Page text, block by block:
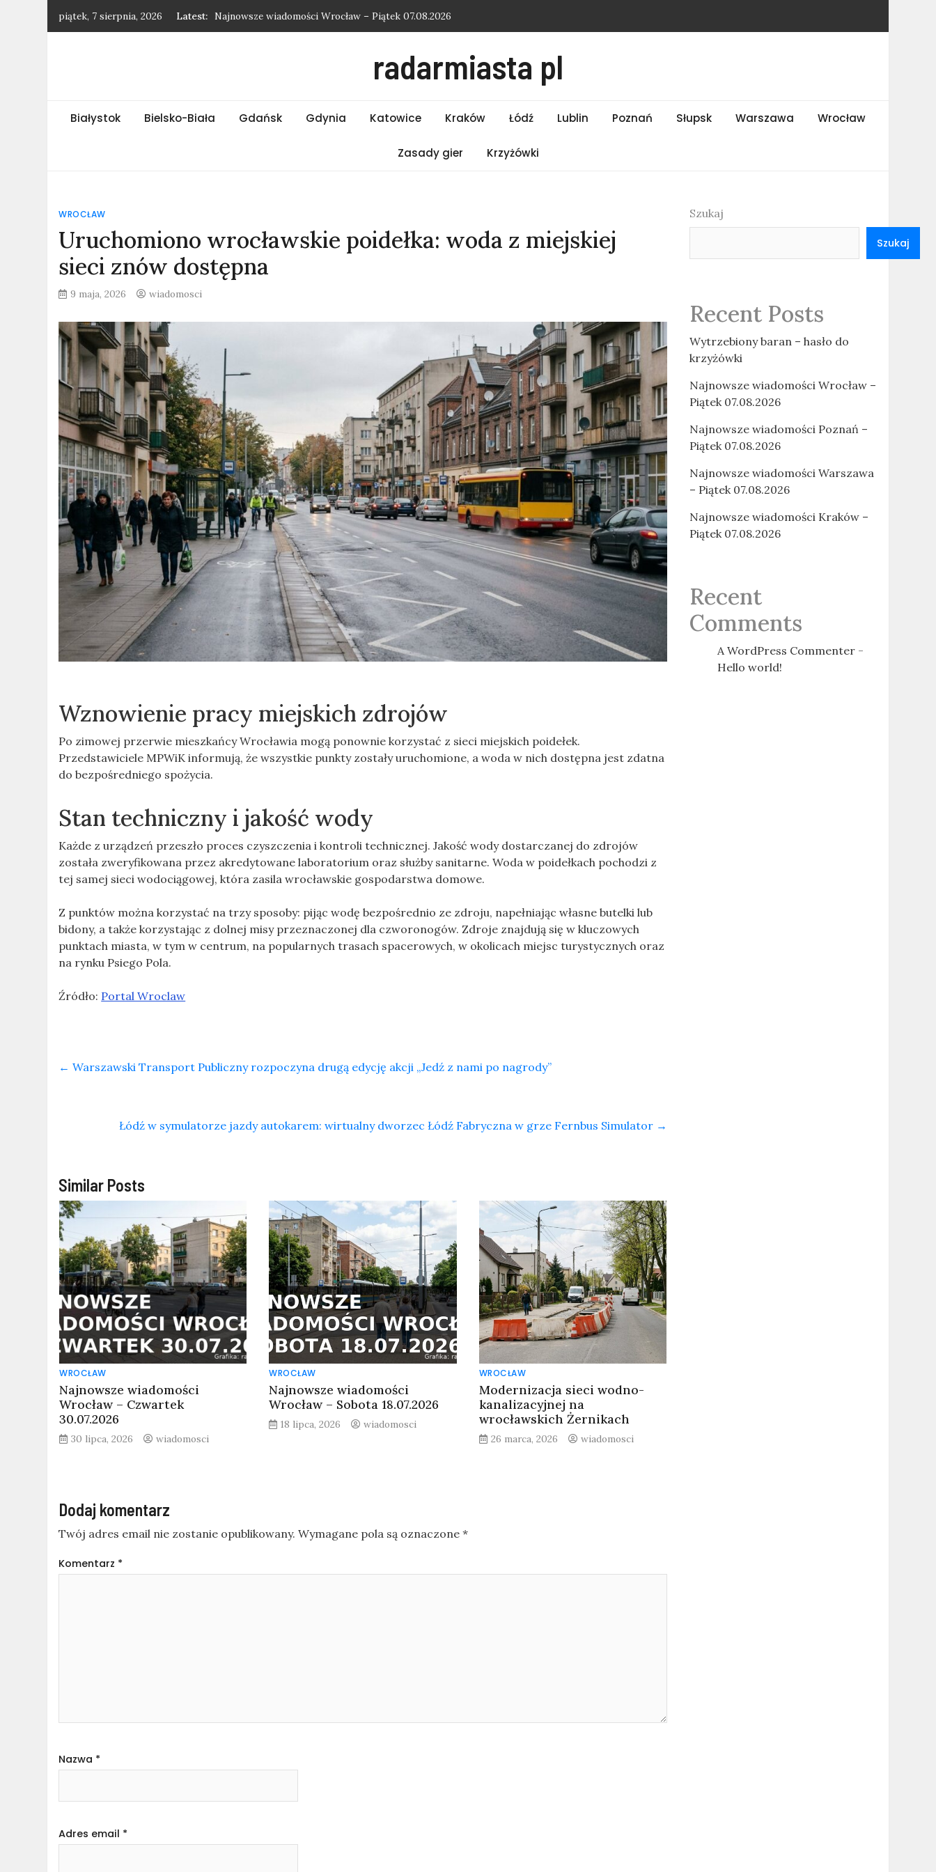
piątek, 7 sierpnia, 2026 Latest:
Najnowsze wiadomości Wrocław – Piątek 07.08.2026
Najnowsze wiadomości Warszawa – Piątek 07.08.2026
Najnowsze wiadomości Kraków – Piątek 07.08.2026radarmiasta pl
Białystok Bielsko-Biała Gdańsk Gdynia Katowice Kraków Łódź Lublin Poznań Słupsk Warszawa Wrocław
Zasady gier Krzyżówki
WROCŁAW
Uruchomiono wrocławskie poidełka: woda z miejskiej
sieci znów dostępna
9 maja, 2026 wiadomosci
Wznowienie pracy miejskich zdrojów
Po zimowej przerwie mieszkańcy Wrocławia mogą ponownie korzystać z sieci miejskich poidełek.
Przedstawiciele MPWiK informują, że wszystkie punkty zostały uruchomione, a woda w nich dostępna jest zdatna
do bezpośredniego spożycia.
Stan techniczny i jakość wody
Każde z urządzeń przeszło proces czyszczenia i kontroli technicznej. Jakość wody dostarczanej do zdrojów
została zweryfikowana przez akredytowane laboratorium oraz służby sanitarne. Woda w poidełkach pochodzi z
tej samej sieci wodociągowej, która zasila wrocławskie gospodarstwa domowe.
Z punktów można korzystać na trzy sposoby: pijąc wodę bezpośrednio ze zdroju, napełniając własne butelki lub
bidony, a także korzystając z dolnej misy przeznaczonej dla czworonogów. Zdroje znajdują się w kluczowych
punktach miasta, w tym w centrum, na popularnych trasach spacerowych, w okolicach miejsc turystycznych oraz
na rynku Psiego Pola.
Źródło: Portal Wroclaw
← Warszawski Transport Publiczny rozpoczyna drugą edycję akcji „Jedź z nami po nagrody”
Łódź w symulatorze jazdy autokarem: wirtualny dworzec Łódź Fabryczna w grze Fernbus Simulator →
Similar Posts
WROCŁAW
Najnowsze wiadomości
Wrocław – Czwartek
30.07.2026
30 lipca, 2026 wiadomosci
WROCŁAW
Najnowsze wiadomości
Wrocław – Sobota 18.07.2026
18 lipca, 2026 wiadomosci
WROCŁAW
Modernizacja sieci wodno-
kanalizacyjnej na
wrocławskich Żernikach
26 marca, 2026 wiadomosci
Dodaj komentarz
Twój adres email nie zostanie opublikowany. Wymagane pola są oznaczone*
Komentarz *
Nazwa *
Adres email *
Szukaj
Szukaj
Recent Posts
Wytrzebiony baran – hasło do
krzyżówki
Najnowsze wiadomości Wrocław –
Piątek 07.08.2026
Najnowsze wiadomości Poznań –
Piątek 07.08.2026
Najnowsze wiadomości Warszawa
– Piątek 07.08.2026
Najnowsze wiadomości Kraków –
Piątek 07.08.2026
Recent
Comments
A WordPress Commenter-
Hello world!